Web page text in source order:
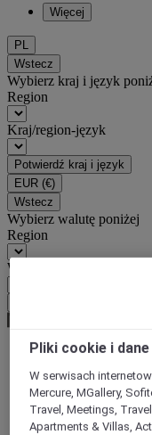
Więcej
PL
Wstecz
Wybierz kraj i język
Region
Kraj/region-język
Potwierdź kraj i język
EUR (€)
Wstecz
Wybierz walutę poniżej
Region
Waluta
World
Europe
France
Upper-Normandy
Pliki cookie i
W serwisach
Mercure, MGallery,
Travel, Meetings,
Apartments & Villas,